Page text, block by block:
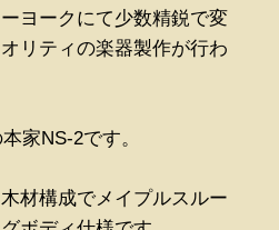
ヨークにて少数精鋭で変
リティの楽器製作が行わ
家NS-2です。
材構成でメイプルスルー